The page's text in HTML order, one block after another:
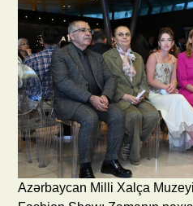
Azərbaycan Milli Xalça